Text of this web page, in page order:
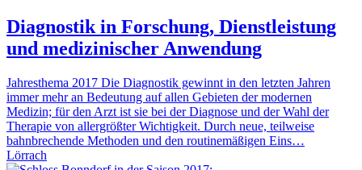
Diagnostik in Forschung, Dienstleistung
und medizinischer Anwendung
Jahresthema 2017 Die Diagnostik gewinnt in den letzten Jahren
immer mehr an Bedeutung auf allen Gebieten der modernen
Medizin; für den Arzt ist sie bei der Diagnose und der Wahl der
Therapie von allergrößter Wichtigkeit. Durch neue, teilweise
bahnbrechende Methoden und den routine­mäßigen Eins…
Lörrach